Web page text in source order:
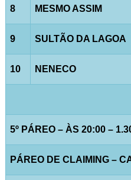
8 MESMO ASSIM
9 SULTÃO DA LAGOA
10 NENECO
5º PÁREO – ÀS 20:00 –
PÁREO DE CLAIMING –